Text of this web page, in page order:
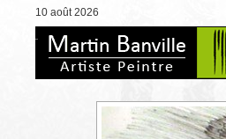
10 août 2026